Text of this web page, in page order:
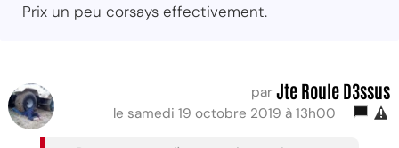
Prix un peu corsays effectivement.
par Jte Roule D3ssus
le samedi 19 octobre 2019 à 13h00